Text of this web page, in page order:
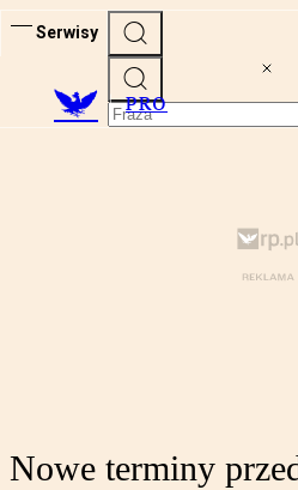
Serwisy
PRO
Nowe terminy